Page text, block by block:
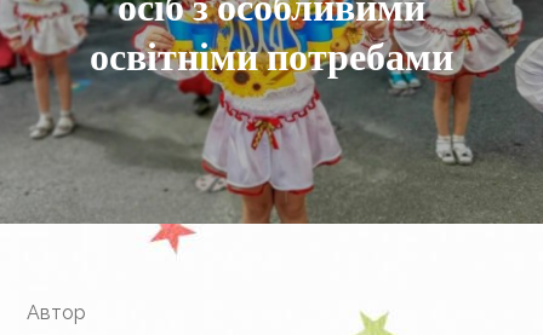
освітніми потребами
Автор